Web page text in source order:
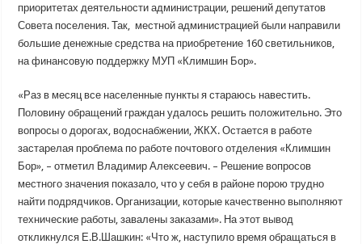
приоритетах деятельности администрации, решений депутатов
Совета поселения. Так, местной администрацией были направили
большие денежные средства на приобретение 160 светильников,
на финансовую поддержку МУП «Климшин Бор».
«Раз в месяц все населенные пункты я стараюсь навестить.
Половину обращений граждан удалось решить положительно. Это
вопросы о дорогах, водоснабжении, ЖКХ. Остается в работе
застарелая проблема по работе почтового отделения «Климшин
Бор», – отметил Владимир Алексеевич. – Решение вопросов
местного значения показало, что у себя в районе порою трудно
найти подрядчиков. Организации, которые качественно выполняют
технические работы, завалены заказами». На этот вывод
откликнулся Е.В.Шашкин: «Что ж, наступило время обращаться в